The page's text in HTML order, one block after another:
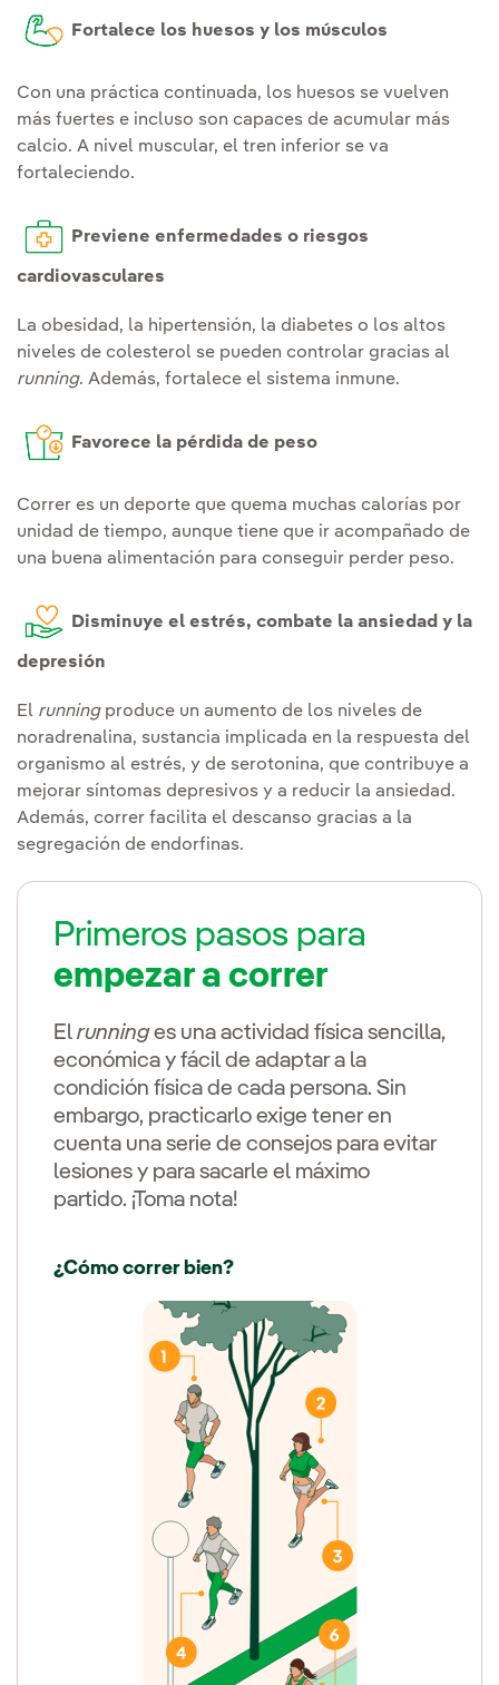
Fortalece los huesos y los músculos
Con una práctica continuada, los huesos se vuelven
más fuertes e incluso son capaces de acumular más
calcio. A nivel muscular, el tren inferior se va
fortaleciendo.
Previene enfermedades o riesgos
cardiovasculares
La obesidad, la hipertensión, la diabetes o los altos
niveles de colesterol se pueden controlar gracias al
running. Además, fortalece el sistema inmune.
Favorece la pérdida de peso
Correr es un deporte que quema muchas calorías por
unidad de tiempo, aunque tiene que ir acompañado de
una buena alimentación para conseguir perder peso.
Disminuye el estrés, combate la ansiedad y la
depresión
El runningproduce un aumento de los niveles de
noradrenalina, sustancia implicada en la respuesta del
organismo al estrés, y de serotonina, que contribuye a
mejorar síntomas depresivos y a reducir la ansiedad.
Además, correr facilita el descanso gracias a la
segregación de endorfinas.
Primeros pasos para
empezar a correr
El runninges una actividad física sencilla,
económica y fácil de adaptar a la
condición física de cada persona. Sin
embargo, practicarlo exige tener en
cuenta una serie de consejos para evitar
lesiones y para sacarle el máximo
partido. ¡Toma nota!
¿Cómo correr bien?